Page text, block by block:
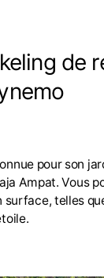
de
pour
Ampat.
telles